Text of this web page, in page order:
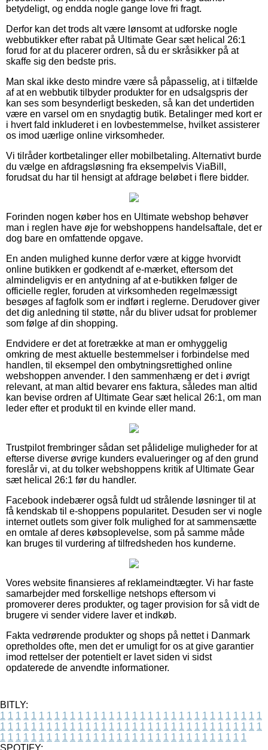
betydeligt, og endda nogle gange love fri fragt.
Derfor kan det trods alt være lønsomt at udforske nogle
webbutikker efter rabat på Ultimate Gear sæt helical 26:1
forud for at du placerer ordren, så du er skråsikker på at
skaffe sig den bedste pris.
Man skal ikke desto mindre være så påpasselig, at i tilfælde
af at en webbutik tilbyder produkter for en udsalgspris der
kan ses som besynderligt beskeden, så kan det undertiden
være en varsel om en snydagtig butik. Betalinger med kort er
i hvert fald inkluderet i en lovbestemmelse, hvilket assisterer
os imod uærlige online virksomheder.
Vi tilråder kortbetalinger eller mobilbetaling. Alternativt burde
du vælge en afdragsløsning fra eksempelvis ViaBill,
forudsat du har til hensigt at afdrage beløbet i flere bidder.
Forinden nogen køber hos en Ultimate webshop behøver
man i reglen have øje for webshoppens handelsaftale, det er
dog bare en omfattende opgave.
En anden mulighed kunne derfor være at kigge hvorvidt
online butikken er godkendt af e-mærket, eftersom det
almindeligvis er en antydning af at e-butikken følger de
officielle regler, foruden at virksomheden regelmæssigt
besøges af fagfolk som er indført i reglerne. Derudover giver
det dig anledning til støtte, når du bliver udsat for problemer
som følge af din shopping.
Endvidere er det at foretrække at man er omhyggelig
omkring de mest aktuelle bestemmelser i forbindelse med
handlen, til eksempel den ombytningsrettighed online
webshoppen anvender. I den sammenhæng er det i øvrigt
relevant, at man altid bevarer ens faktura, således man altid
kan bevise ordren af Ultimate Gear sæt helical 26:1, om man
leder efter et produkt til en kvinde eller mand.
Trustpilot frembringer sådan set pålidelige muligheder for at
efterse diverse øvrige kunders evalueringer og af den grund
foreslår vi, at du tolker webshoppens kritik af Ultimate Gear
sæt helical 26:1 før du handler.
Facebook indebærer også fuldt ud strålende løsninger til at
få kendskab til e-shoppens popularitet. Desuden ser vi nogle
internet outlets som giver folk mulighed for at sammensætte
en omtale af deres købsoplevelse, som på samme måde
kan bruges til vurdering af tilfredsheden hos kunderne.
Vores website finansieres af reklameindtægter. Vi har faste
samarbejder med forskellige netshops eftersom vi
promoverer deres produkter, og tager provision for så vidt de
brugere vi sender videre laver et indkøb.
Fakta vedrørende produkter og shops på nettet i Danmark
opretholdes ofte, men det er umuligt for os at give garantier
imod rettelser der potentielt er lavet siden vi sidst
opdaterede de anvendte informationer.
BITLY:
1 1 1 1 1 1 1 1 1 1 1 1 1 1 1 1 1 1 1 1 1 1 1 1 1 1 1 1 1 1 1 1 1 1
1 1 1 1 1 1 1 1 1 1 1 1 1 1 1 1 1 1 1 1 1 1 1 1 1 1 1 1 1 1 1 1 1 1
1 1 1 1 1 1 1 1 1 1 1 1 1 1 1 1 1 1 1 1 1 1 1 1 1 1 1 1 1 1 1 1
SPOTIFY: